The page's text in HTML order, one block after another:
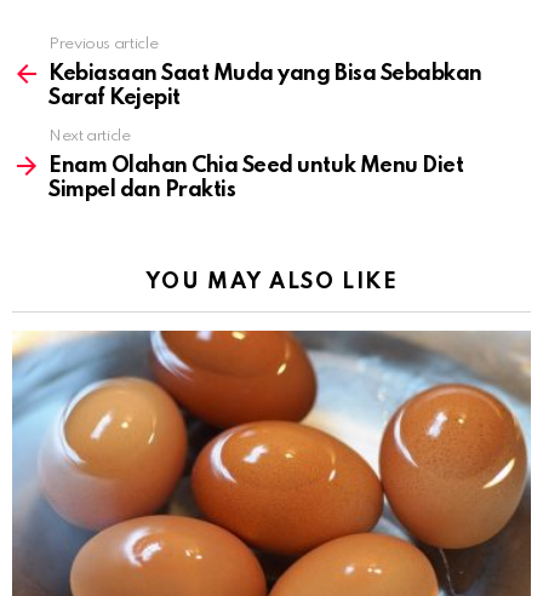
more
Previous article
Kebiasaan Saat Muda yang Bisa Sebabkan
Saraf Kejepit
Next article
Enam Olahan Chia Seed untuk Menu Diet
Simpel dan Praktis
YOU MAY ALSO LIKE